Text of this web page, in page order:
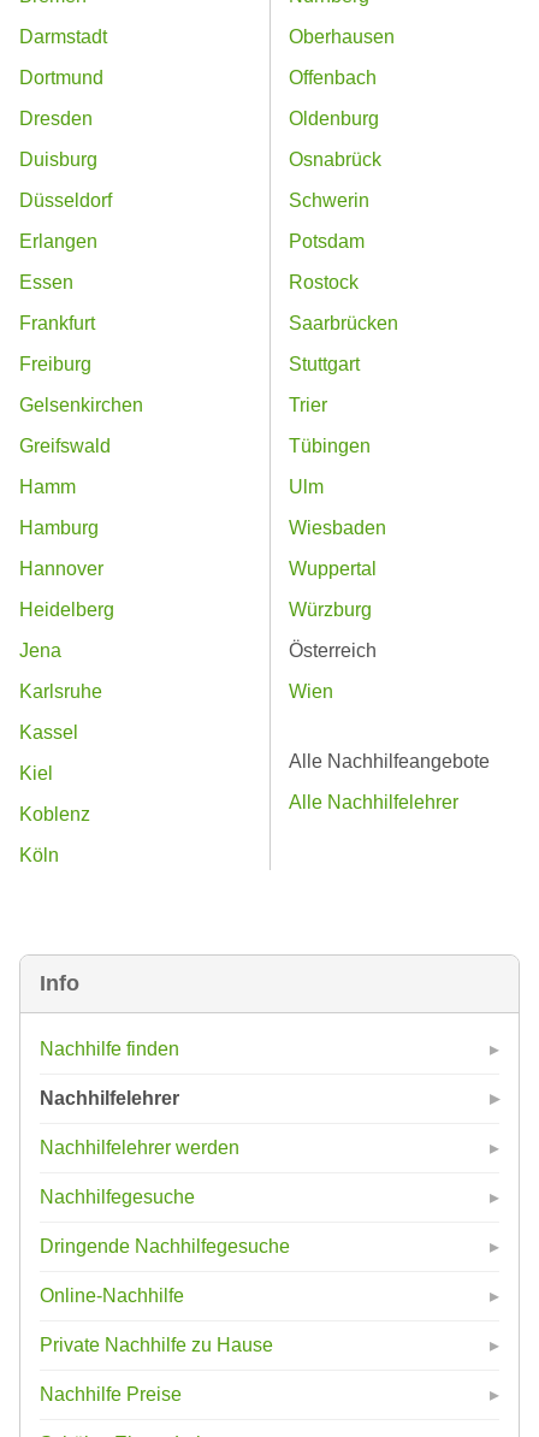
Info
Nachhilfe finden
Nachhilfelehrer
Nachhilfelehrer werden
Nachhilfegesuche
Dringende Nachhilfegesuche
Online-Nachhilfe
Private Nachhilfe zu Hause
Nachhilfe Preise
Darmstadt
Dortmund
Dresden
Duisburg
Düsseldorf
Erlangen
Essen
Frankfurt
Freiburg
Gelsenkirchen
Greifswald
Hamm
Hamburg
Hannover
Heidelberg
Jena
Karlsruhe
Kassel
Kiel
Koblenz
Köln
Oberhausen
Offenbach
Oldenburg
Osnabrück
Schwerin
Potsdam
Rostock
Saarbrücken
Stuttgart
Trier
Tübingen
Ulm
Wiesbaden
Wuppertal
Würzburg
Österreich
Wien
Alle Nachhilfeangebote
Alle Nachhilfelehrer